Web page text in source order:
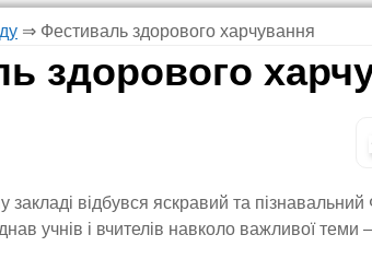
⇒ Фестиваль здорового харчування
здорового
відбувся яскравий та
учнів і вчителів навколо важливої теми